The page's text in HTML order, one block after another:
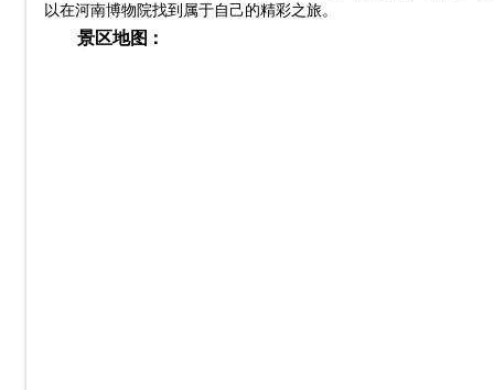
以在河南博物院找到属于自己的精彩之旅。
景区地图：